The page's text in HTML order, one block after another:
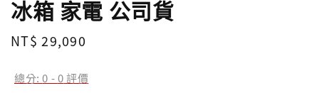
冰箱 家電 公司貨
Regular
NT$ 29,090
總分:0 -0評價